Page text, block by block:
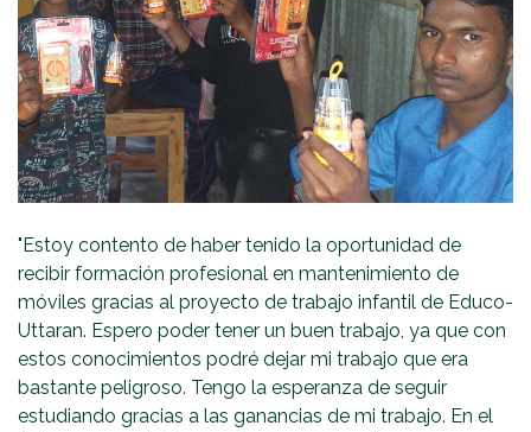
"Estoy contento de haber tenido la oportunidad de
recibir formación profesional en mantenimiento de
móviles gracias al proyecto de trabajo infantil de Educo-
Uttaran. Espero poder tener un buen trabajo, ya que con
estos conocimientos podré dejar mi trabajo que era
bastante peligroso. Tengo la esperanza de seguir
estudiando gracias a las ganancias de mi trabajo. En el